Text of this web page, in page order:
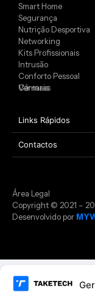
Smart Home
Segurança
Nutrição Desportiva
Networking
Kits Profissionais
Intrusão
Conforto Pessoal
Câmaras
Ver mais
Links Rápidos
Contactos
Copyright © 2021 –
Desenvolvido por
Área Legal